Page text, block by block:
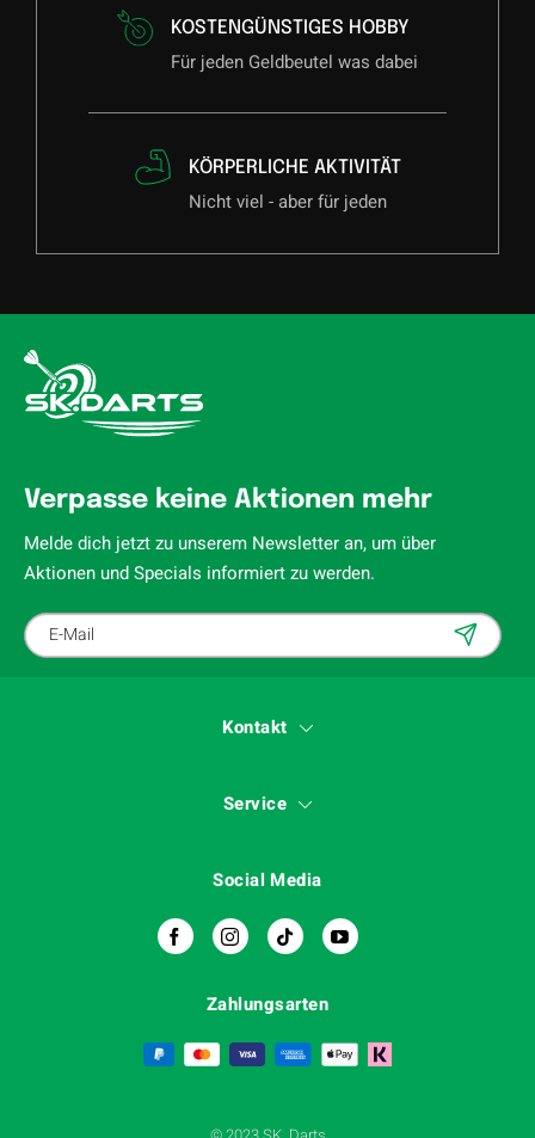
KOSTENGÜNSTIGES HOBBY
Für jeden Geldbeutel was dabei
KÖRPERLICHE AKTIVITÄT
Nicht viel - aber für jeden
Verpasse keine Aktionen mehr
Melde dich jetzt zu unserem Newsletter an, um über
Aktionen und Specials informiert zu werden.
Kontakt
Service
Social Media
Zahlungsarten